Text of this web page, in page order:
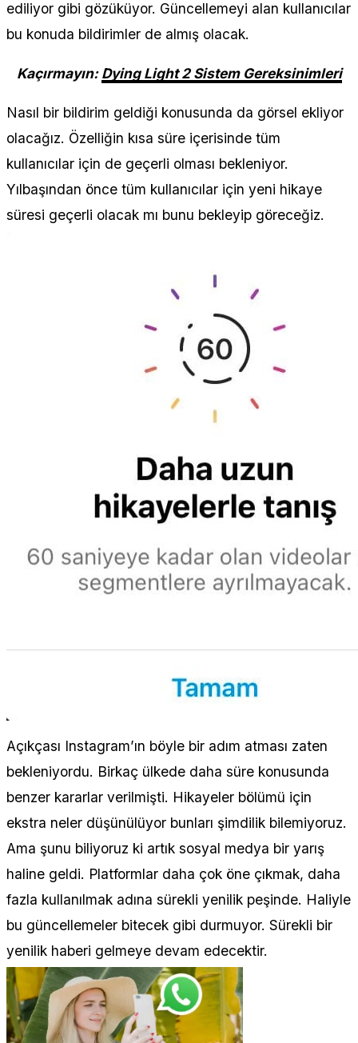
ediliyor gibi gözüküyor. Güncellemeyi alan kullanıcılar
bu konuda bildirimler de almış olacak.
Kaçırmayın:Dying Light 2 Sistem Gereksinimleri
Nasıl bir bildirim geldiği konusunda da görsel ekliyor
olacağız. Özelliğin kısa süre içerisinde tüm
kullanıcılar için de geçerli olması bekleniyor.
Yılbaşından önce tüm kullanıcılar için yeni hikaye
süresi geçerli olacak mı bunu bekleyip göreceğiz.
Açıkçası Instagram’ın böyle bir adım atması zaten
bekleniyordu. Birkaç ülkede daha süre konusunda
benzer kararlar verilmişti. Hikayeler bölümü için
ekstra neler düşünülüyor bunları şimdilik bilemiyoruz.
Ama şunu biliyoruz ki artık sosyal medya bir yarış
haline geldi. Platformlar daha çok öne çıkmak, daha
fazla kullanılmak adına sürekli yenilik peşinde. Haliyle
bu güncellemeler bitecek gibi durmuyor. Sürekli bir
yenilik haberi gelmeye devam edecektir.